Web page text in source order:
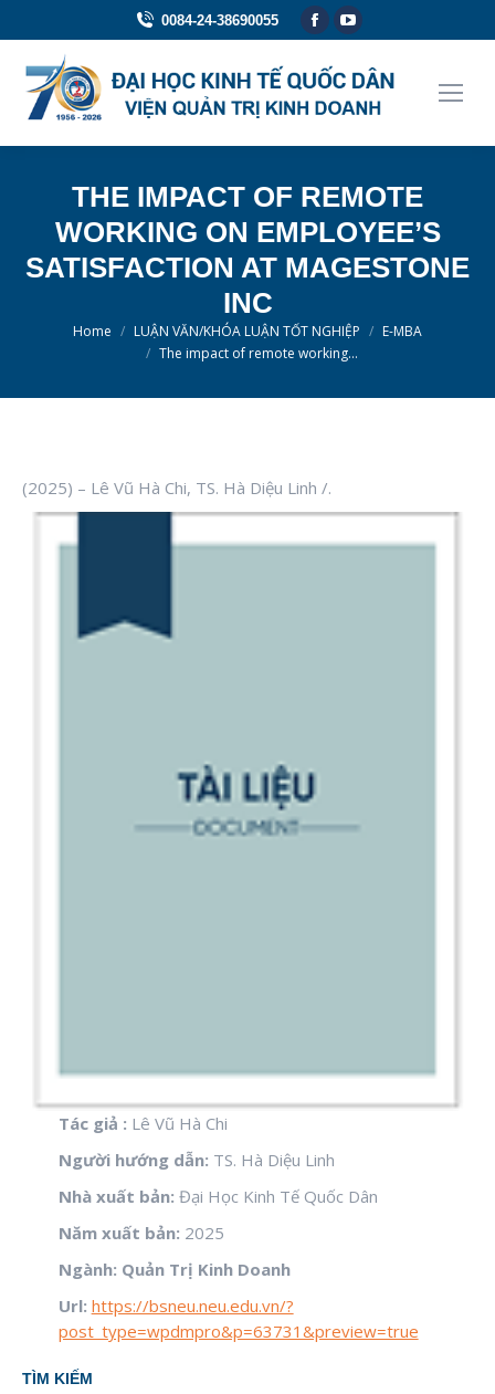
0084-24-38690055
Facebook
opens
in
YouTube
opens
in
THE IMPACT OF REMOTE
WORKING ON EMPLOYEE’S
SATISFACTION AT MAGESTONE
INC
You are here:
Home LUẬN VĂN/KHÓA LUẬN TỐT NGHIỆP
E-MBA
The impact of remote working…
(2025) – Lê Vũ Hà Chi, TS. Hà Diệu Linh /.
Tác giả : Lê Vũ Hà Chi
Người hướng dẫn: TS. Hà Diệu Linh
Nhà xuất bản: Đại Học Kinh Tế Quốc Dân
Năm xuất bản: 2025
Ngành: Quản Trị Kinh Doanh
Url: https://bsneu.neu.edu.vn/?
post_type=wpdmpro&p=63731&preview=true
TÌM KIẾM